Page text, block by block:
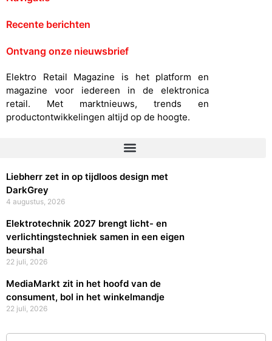
Recente berichten
Ontvang onze nieuwsbrief
Elektro Retail Magazine is het platform en
magazine voor iedereen in de elektronica
retail. Met marktnieuws, trends en
productontwikkelingen altijd op de hoogte.
Liebherr zet in op tijdloos design met
DarkGrey
4 augustus, 2026
Elektrotechnik 2027 brengt licht- en
verlichtingstechniek samen in een eigen
beurshal
22 juli, 2026
MediaMarkt zit in het hoofd van de
consument, bol in het winkelmandje
22 juli, 2026